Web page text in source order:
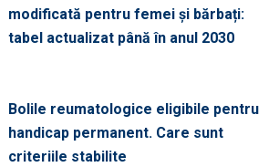
modificată pentru femei și bărbați:
tabel actualizat până în anul 2030
Bolile reumatologice eligibile pentru
handicap permanent. Care sunt
criteriile stabilite